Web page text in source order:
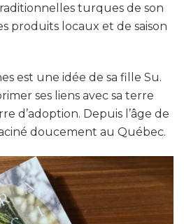
turques de son
produits locaux et de saison
est une idée de sa fille Su.
ses liens avec sa terre
d’adoption. Depuis l’âge de
doucement au Québec.